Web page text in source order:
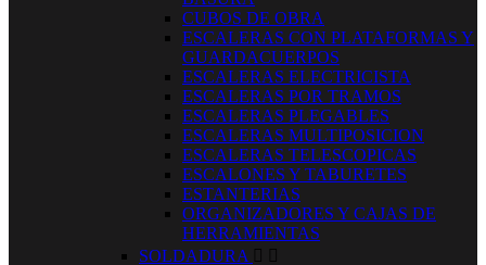
CUBOS DE OBRA
ESCALERAS CON PLATAFORMAS Y
GUARDACUERPOS
ESCALERAS ELECTRICISTA
ESCALERAS POR TRAMOS
ESCALERAS PLEGABLES
ESCALERAS MULTIPOSICION
ESCALERAS TELESCOPICAS
ESCALONES Y TABURETES
ESTANTERIAS
ORGANIZADORES Y CAJAS DE
HERRAMIENTAS
SOLDADURA  